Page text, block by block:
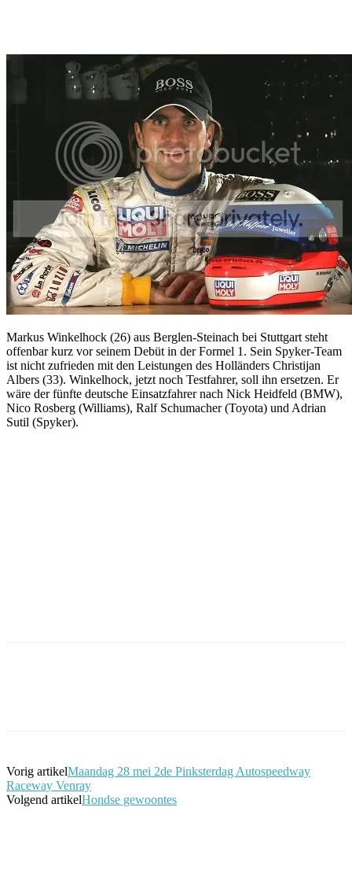
Markus Winkelhock (26) aus Berglen-Steinach bei Stuttgart steht
offenbar kurz vor seinem Debüt in der Formel 1. Sein Spyker-Team
ist nicht zufrieden mit den Leistungen des Holländers Christijan
Albers (33). Winkelhock, jetzt noch Testfahrer, soll ihn ersetzen. Er
wäre der fünfte deutsche Einsatzfahrer nach Nick Heidfeld (BMW),
Nico Rosberg (Williams), Ralf Schumacher (Toyota) und Adrian
Sutil (Spyker).
Vorig artikelMaandag 28 mei 2de Pinksterdag Autospeedway
Raceway Venray
Volgend artikelHondse gewoontes